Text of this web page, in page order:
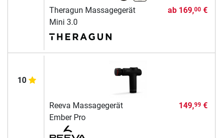
Theragun Massagegerät
Mini 3.0
ab 169,00€
10
Reeva Massagegerät
Ember Pro
149,99€